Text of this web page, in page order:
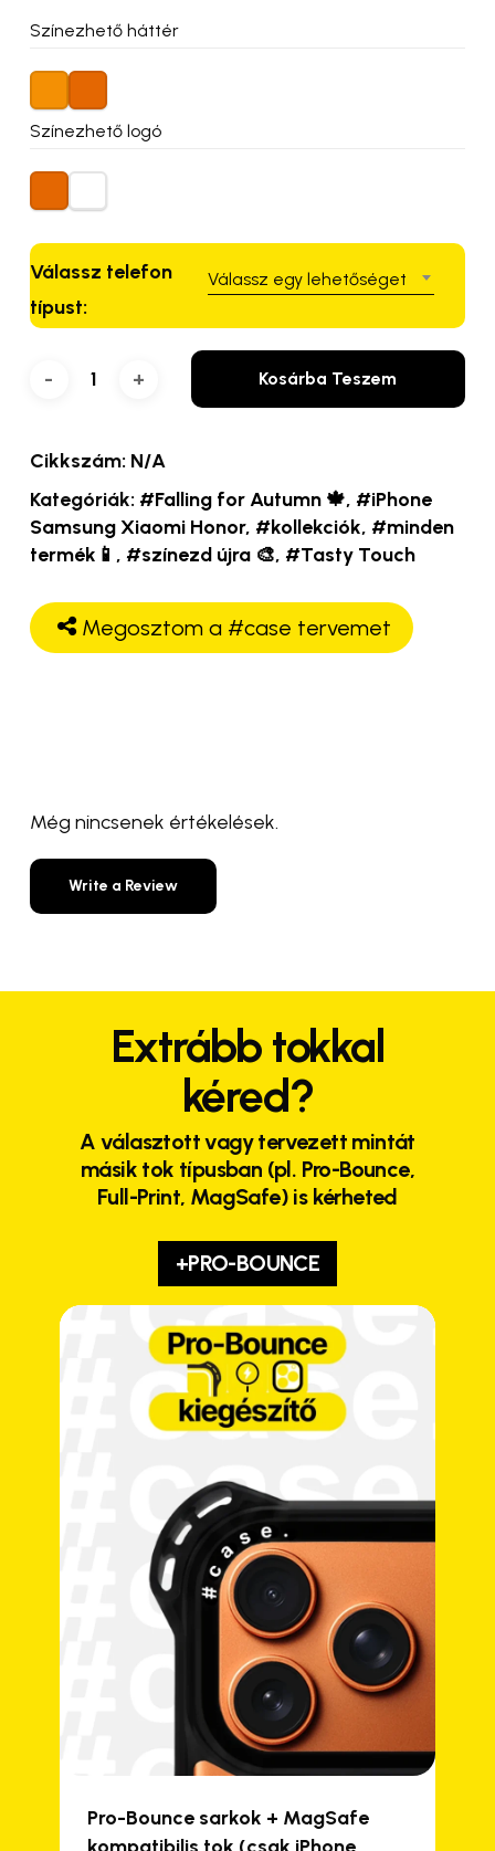
Színezhető háttér
Színezhető logó
Válassz telefon
típust:
Válassz egy lehetőséget
Kosárba Teszem
Cikkszám: N/A
Kategóriák: #Falling for Autumn 🍁, #iPhone
Samsung Xiaomi Honor, #kollekciók, #minden
termék📱 , #színezd újra 🎨, #Tasty Touch
Megosztom a #case tervemet
Még nincsenek értékelések.
Write a Review
Extrább tokkal
kéred?
A választott vagy tervezett mintát
másik tok típusban (pl. Pro-Bounce,
Full-Print, MagSafe) is kérheted
+PRO-BOUNCE
Pro-Bounce sarkok + MagSafe
kompatibilis tok (csak iPhone